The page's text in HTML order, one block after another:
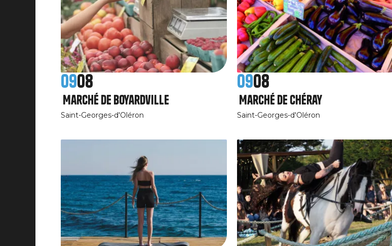
0908
Marché de Boyardville
Saint-Georges-d'Oléron
0908
Marché de Chéray
Saint-Georges-d'Oléron